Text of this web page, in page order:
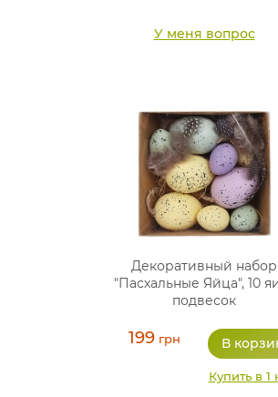
У меня вопрос
Декоративный набор
"Пасхальные Яйца", 10
подвесок
199грн
Купить в 1